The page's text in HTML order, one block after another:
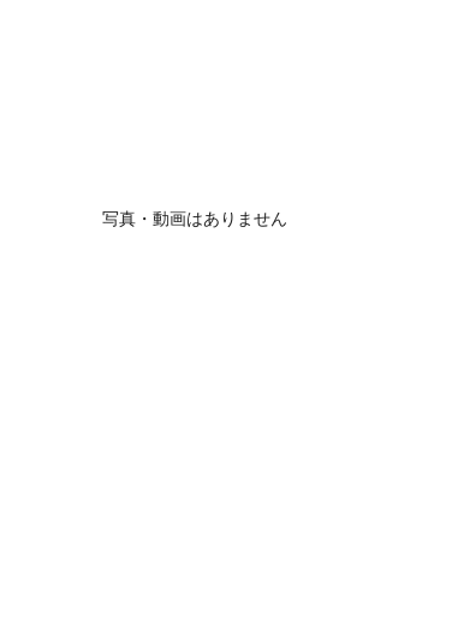
写真・動画はありません